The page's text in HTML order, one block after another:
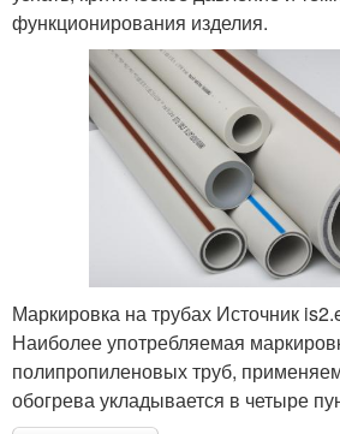
функционирования изделия.
Маркировка на трубах Источник
Наиболее употребляемая
полипропиленовых труб,
обогрева укладывается в четыре